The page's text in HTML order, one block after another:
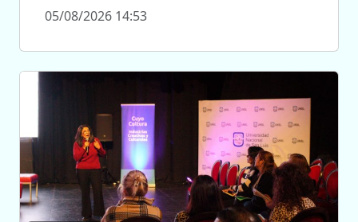
05/08/2026 14:53